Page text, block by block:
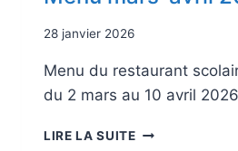
28 janvier 2026
Menu du restaurant
du 2 mars au 10 avril 2026
LIRE LA SUITE